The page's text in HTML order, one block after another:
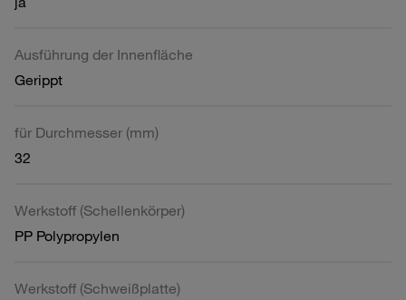
Ausführung der Innenfläche
Gerippt
für Durchmesser (mm)
32
Werkstoff (Schellenkörper)
PP Polypropylen
Werkstoff (Schweißplatte)